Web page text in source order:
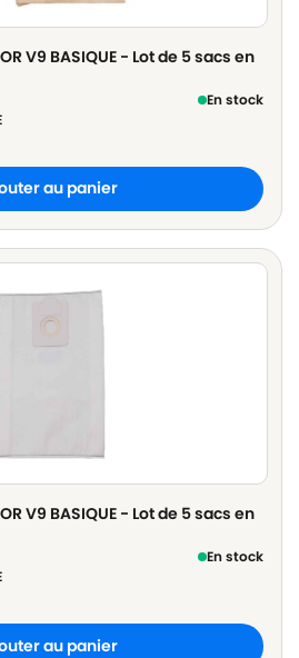
V9 BASIQUE - Lot de 5 sacs en
En stock
au panier
V9 BASIQUE - Lot de 5 sacs en
En stock
au panier